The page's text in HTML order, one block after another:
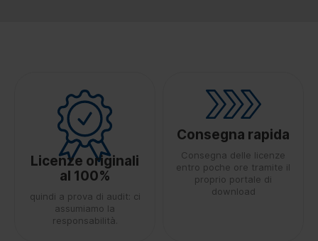
Licenze originali
al 100%
quindi a prova di audit: ci
assumiamo la
responsabilità.
Consegna rapida
Consegna delle licenze
entro poche ore tramite il
proprio portale di
download